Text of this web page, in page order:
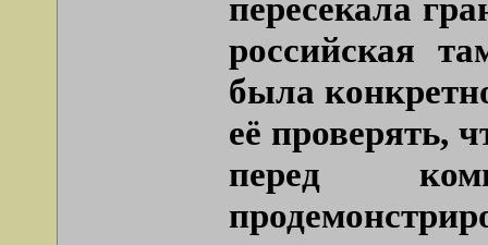
пересекала
российская
была
её проверять,
перед